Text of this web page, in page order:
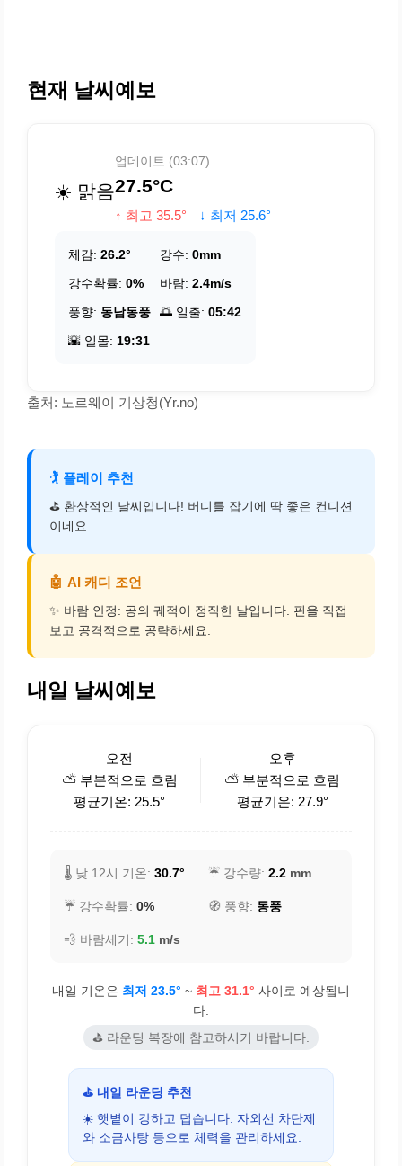
현재 날씨예보
☀️ 맑음
업데이트 (03:07)
27.5°C
↑ 최고 35.5° ↓ 최저 25.6°
체감: 26.2° 강수: 0mm
강수확률: 0% 바람: 2.4m/s
풍향: 동남동풍 🌅 일출: 05:42
🌇 일몰: 19:31
출처: 노르웨이 기상청(Yr.no)
🏌️ 플레이 추천
⛳ 환상적인 날씨입니다! 버디를 잡기에 딱 좋은 컨디션
이네요.
🤖 AI 캐디 조언
✨ 바람 안정: 공의 궤적이 정직한 날입니다. 핀을 직접
보고 공격적으로 공략하세요.
내일 날씨예보
오전
⛅ 부분적으로 흐림
평균기온: 25.5°
오후
⛅ 부분적으로 흐림
평균기온: 27.9°
🌡️ 낮 12시 기온: 30.7° ☔ 강수량: 2.2 mm
☔ 강수확률: 0% 🧭 풍향: 동풍
💨 바람세기: 5.1 m/s
내일 기온은 최저 23.5° ~ 최고 31.1° 사이로 예상됩니
다.
⛳ 라운딩 복장에 참고하시기 바랍니다.
⛳ 내일 라운딩 추천
☀️ 햇볕이 강하고 덥습니다. 자외선 차단제
와 소금사탕 등으로 체력을 관리하세요.